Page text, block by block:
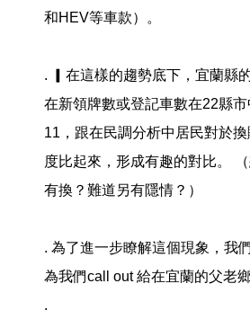
和HEV等車款）。
. ▎在這樣的趨勢底下，宜蘭縣
在新領牌數或登記車數在22縣
11，跟在民調分析中居民對於
度比起來，形成有趣的對比。
有換？難道另有隱情？）
. 為了進一步瞭解這個現象，我
為我們call out 給在宜蘭的父老
.